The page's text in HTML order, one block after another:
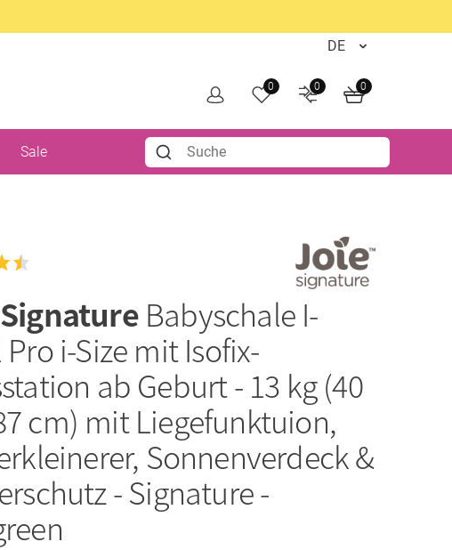
0 0 0
Sale
Babyschale I-
Pro i-Size mit Isofix-
ab Geburt - 13 kg (40
cm) mit Liegefunktuion,
Sonnenverdeck &
- Signature -